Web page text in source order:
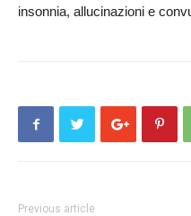
insonnia, allucinazioni e
Previous article